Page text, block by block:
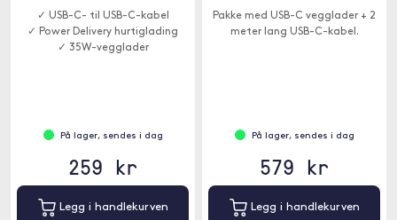
✓ USB-C- til USB-C-kabel
✓ Power Delivery hurtiglading
✓ 35W-vegglader
På lager, sendes i dag
259 kr
Legg i handlekurven
Pakke med USB-C vegglader + 2
meter lang USB-C-kabel.
På lager, sendes i dag
579 kr
Legg i handlekurven